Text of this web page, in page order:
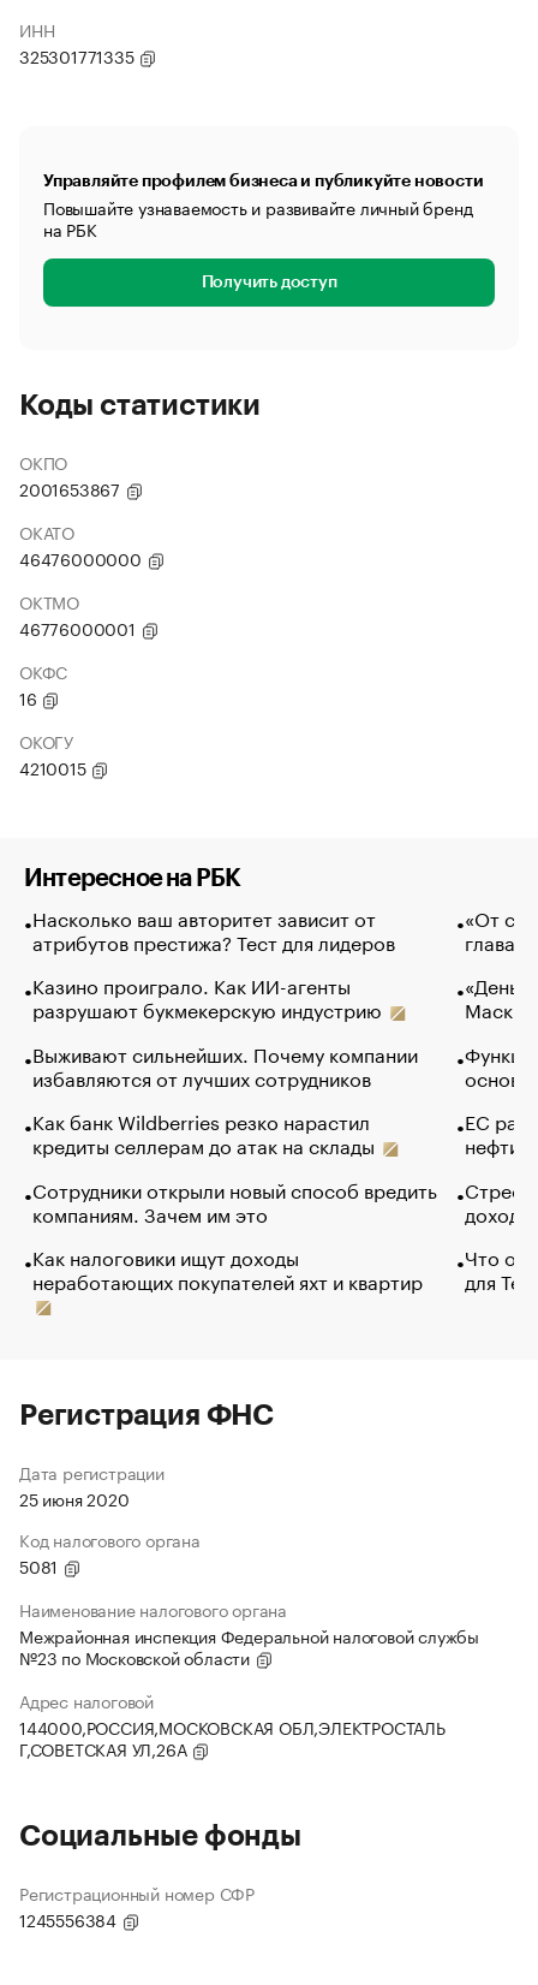
ИНН
325301771335
Управляйте профилем бизнеса и публикуйте новости
Повышайте узнаваемость и развивайте личный бренд
на РБК
Получить доступ
Коды статистики
ОКПО
2001653867
ОКАТО
46476000000
ОКТМО
46776000001
ОКФС
16
ОКОГУ
4210015
Интересное на РБК
Насколько ваш авторитет зависит от
атрибутов престижа? Тест для лидеров
Казино проиграло. Как ИИ-агенты
разрушают букмекерскую индустрию
Выживают сильнейших. Почему компании
избавляются от лучших сотрудников
Как банк Wildberries резко нарастил
кредиты селлерам до атак на склады
Сотрудники открыли новый способ вредить
компаниям. Зачем им это
Как налоговики ищут доходы
неработающих покупателей яхт и квартир
«От
глава
Маск в
основ
ЕС
нефти
Что
для
Регистрация ФНС
Дата регистрации
25 июня 2020
Код налогового органа
5081
Наименование налогового органа
Межрайонная инспекция Федеральной налоговой службы
№23 по Московской области
Адрес налоговой
144000,РОССИЯ,МОСКОВСКАЯ ОБЛ,ЭЛЕКТРОСТАЛЬ
Г,СОВЕТСКАЯ УЛ,26А
Социальные фонды
Регистрационный номер СФР
1245556384